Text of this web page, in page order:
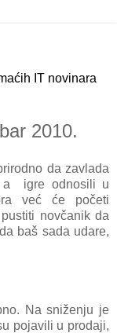
IT novinara
2010.
da zavlada
a igre odnosili u
već će početi
novčanik da
baš sada udare,
Na sniženju je
pojavili u prodaji,